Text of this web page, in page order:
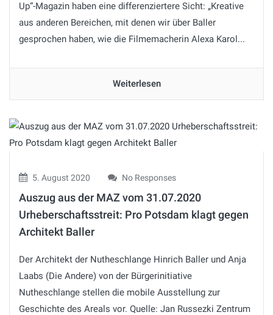
Up“-Magazin haben eine differenziertere Sicht: „Kreative
aus anderen Bereichen, mit denen wir über Baller
gesprochen haben, wie die Filmemacherin Alexa Karol...
Weiterlesen
5. August 2020 No Responses
Auszug aus der MAZ vom 31.07.2020
Urheberschaftsstreit: Pro Potsdam klagt gegen
Architekt Baller
Der Architekt der Nutheschlange Hinrich Baller und Anja
Laabs (Die Andere) von der Bürgerinitiative
Nutheschlange stellen die mobile Ausstellung zur
Geschichte des Areals vor. Quelle: Jan Russezki Zentrum